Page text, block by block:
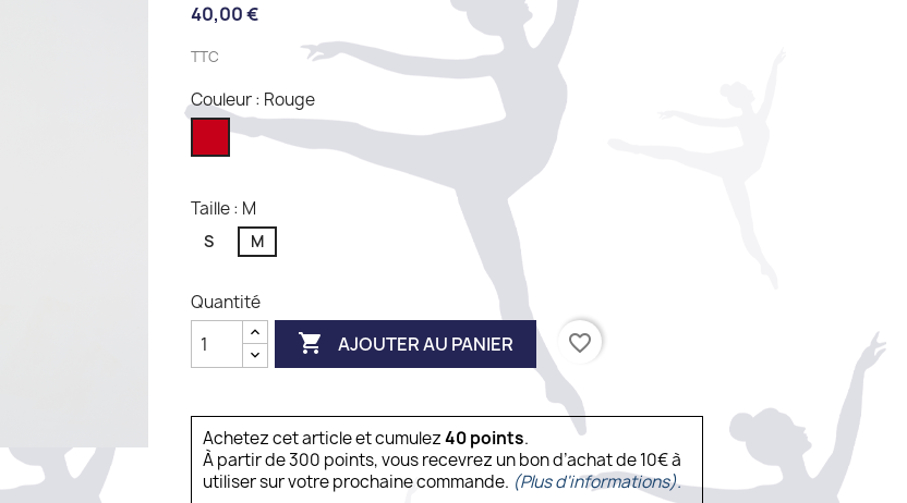
40,00 €
TTC
Couleur : Rouge
Rouge
Taille : M
S M
Quantité
 AJOUTER AU PANIER favorite_border
Achetez cet article et cumulez40points.
À partir de 300 points, vous recevrez un bon d’achat de 10€ à
utiliser sur votre prochaine commande. (Plus d'informations).